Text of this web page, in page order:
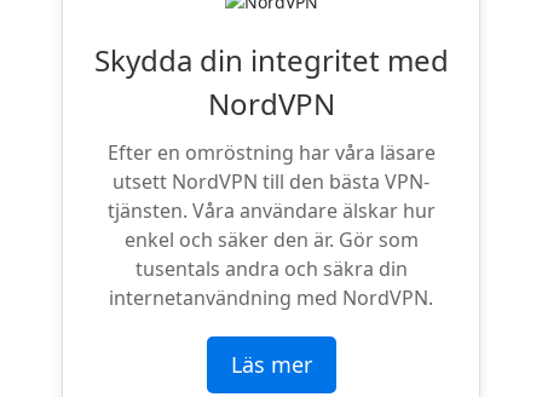
Skydda din integritet med
NordVPN
Efter en omröstning har våra läsare
utsett NordVPN till den bästa VPN-
tjänsten. Våra användare älskar hur
enkel och säker den är. Gör som
tusentals andra och säkra din
internetanvändning med NordVPN.
Läs mer